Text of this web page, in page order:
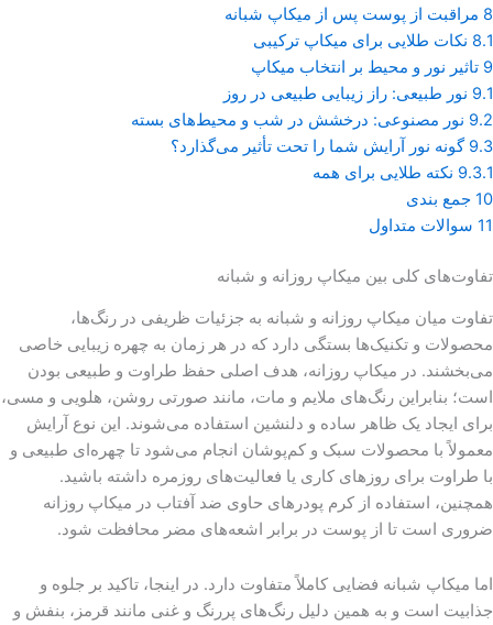
8 مراقبت از پوست پس از میکاپ شبانه
8.1 نکات طلایی برای میکاپ ترکیبی
9 تاثیر نور و محیط بر انتخاب میکاپ
9.1 نور طبیعی: راز زیبایی طبیعی در روز
9.2 نور مصنوعی: درخشش در شب و محیط‌های بسته
9.3 گونه نور آرایش شما را تحت تأثیر می‌گذارد؟
9.3.1 نکته طلایی برای همه
10 جمع بندی
11 سوالات متداول
تفاوت‌های کلی بین میکاپ روزانه و شبانه
تفاوت میان میکاپ روزانه و شبانه به جزئیات ظریفی در رنگ‌ها،
محصولات و تکنیک‌ها بستگی دارد که در هر زمان به چهره زیبایی خاصی
می‌بخشند. در میکاپ روزانه، هدف اصلی حفظ طراوت و طبیعی بودن
است؛ بنابراین رنگ‌های ملایم و مات، مانند صورتی روشن، هلویی و مسی،
برای ایجاد یک ظاهر ساده و دلنشین استفاده می‌شوند. این نوع آرایش
معمولاً با محصولات سبک و کم‌پوشان انجام می‌شود تا چهره‌ای طبیعی و
با طراوت برای روزهای کاری یا فعالیت‌های روزمره داشته باشید.
همچنین، استفاده از کرم پودرهای حاوی ضد آفتاب در میکاپ روزانه
ضروری است تا از پوست در برابر اشعه‌های مضر محافظت شود.
اما میکاپ شبانه فضایی کاملاً متفاوت دارد. در اینجا، تاکید بر جلوه و
جذابیت است و به همین دلیل رنگ‌های پررنگ و غنی مانند قرمز، بنفش و